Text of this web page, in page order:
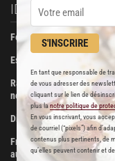
S'INSCRIRE
En tant que responsable de
de vous adresser des
cliquant sur le lien de
plus lanotre politique de
En vous inscrivant, vous
de courriel (“pixels”) afin
contenus plus pertinents, de
qu’elles peuvent contenir et
IDÉES RECETTES
Foie gras de canard confit
Escalopes de foie gras
Ravioli de foie gras aux
noires
Dinde farcie aux fruits
Fricassée de volaille de
aux morilles